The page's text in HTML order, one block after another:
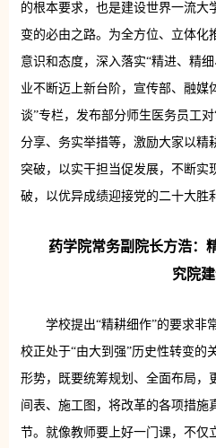
的根本要求，也是建设世界一流大
变的必由之路。为全方位、立体化
意识和态度，深入落实“精进、精
业不断迈上新台阶，宣传部、融媒
谈”专栏，发布部分师生医务员工
分享、务实举措等，激励大家以精
突破，以实干担当促发展，不断实
破，以优异成绩迎接党的二十大胜
药学院常务副院长方浩：
究院
学校提出“精耕细作”的要求非
校正处于“由大到强”历史性转变的
形势，既要统筹规划、全面布局，
间表、施工图，将改革的各项措施
节。就像教师要上好一门课，不仅